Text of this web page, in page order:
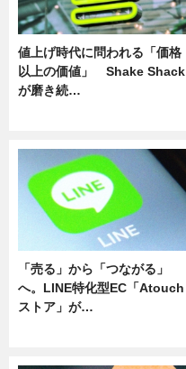
値上げ時代に問われる「価格
以上の価値」 Shake Shack
が磨き続…
「売る」から「つながる」
へ。LINE特化型EC「Atouch
ストア」が…